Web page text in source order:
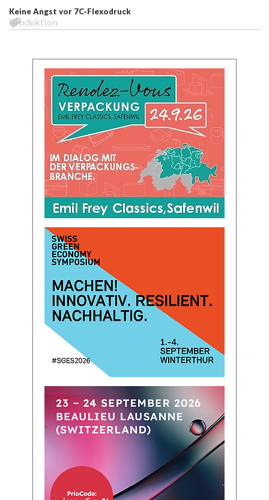
Keine Angst vor 7C-Flexodruck
Produktion